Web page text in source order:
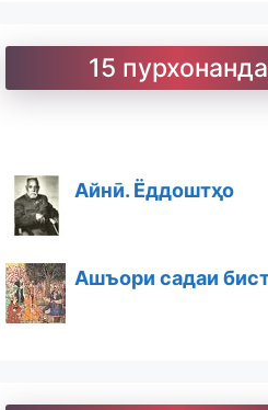
15 пурхонанда